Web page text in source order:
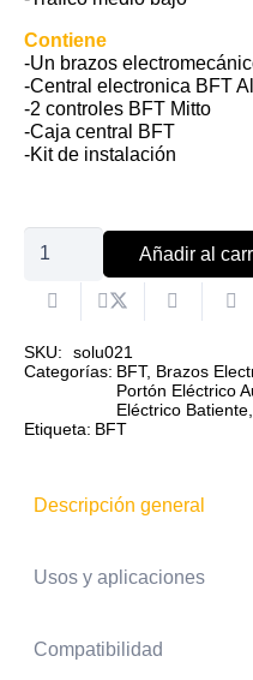
Contiene
-Un brazos
-Central electronica BFT
-2 controles BFT Mitto
-Caja central BFT
-Kit de instalación
Kit
brazo
electromecánico
BFT
AC50
Añadir al
SKU:
solu021
Categorías: BFT, Brazos
Portón Eléctrico
Eléctrico Batiente
Etiqueta: BFT
Descripción general
Usos y aplicaciones
Compatibilidad